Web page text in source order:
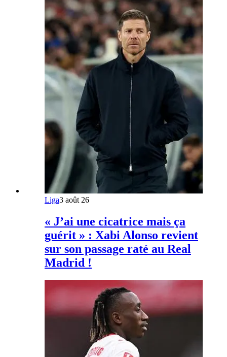
Liga3 août 26
« J’ai une cicatrice mais ça
guérit » : Xabi Alonso revient
sur son passage raté au Real
Madrid !